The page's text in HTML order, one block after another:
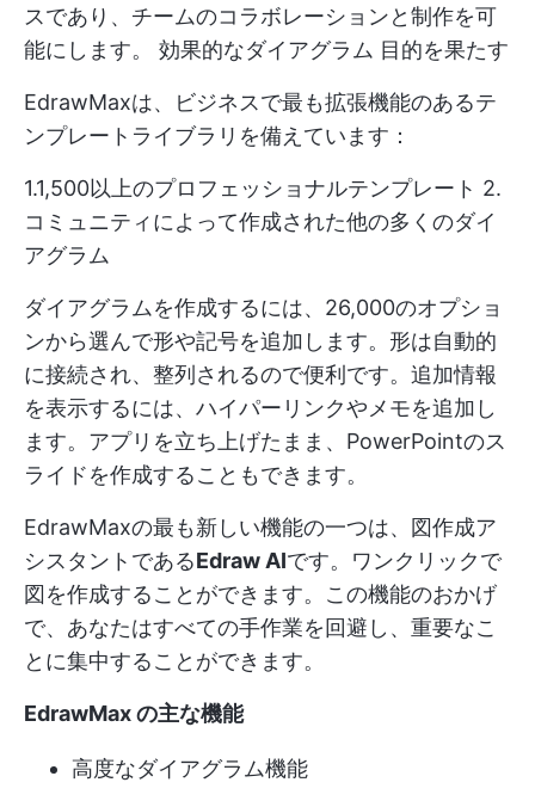
スであり、チームのコラボレーションと制作を可
能にします。 効果的なダイアグラム 目的を果たす
EdrawMaxは、ビジネスで最も拡張機能のあるテ
ンプレートライブラリを備えています：
1.1,500以上のプロフェッショナルテンプレート 2.
コミュニティによって作成された他の多くのダイ
アグラム
ダイアグラムを作成するには、26,000のオプショ
ンから選んで形や記号を追加します。形は自動的
に接続され、整列されるので便利です。追加情報
を表示するには、ハイパーリンクやメモを追加し
ます。アプリを立ち上げたまま、PowerPointのス
ライドを作成することもできます。
EdrawMaxの最も新しい機能の一つは、図作成ア
シスタントであるEdraw AIです。ワンクリックで
図を作成することができます。この機能のおかげ
で、あなたはすべての手作業を回避し、重要なこ
とに集中することができます。
EdrawMax の主な機能
高度なダイアグラム機能